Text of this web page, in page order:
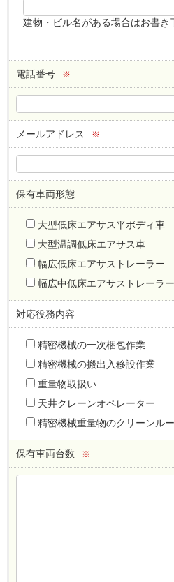
建物・ビル名がある場合はお書き
電話番号 ※
メールアドレス ※
保有車両形態
大型低床エアサス平ボディ車
大型温調低床エアサス車
幅広低床エアサストレーラー
幅広中低床エアサストレーラー
対応役務内容
精密機械の一次梱包作業
精密機械の搬出入移設作業
重量物取扱い
天井クレーンオペレーター
精密機械重量物のクリーンル
保有車両台数 ※